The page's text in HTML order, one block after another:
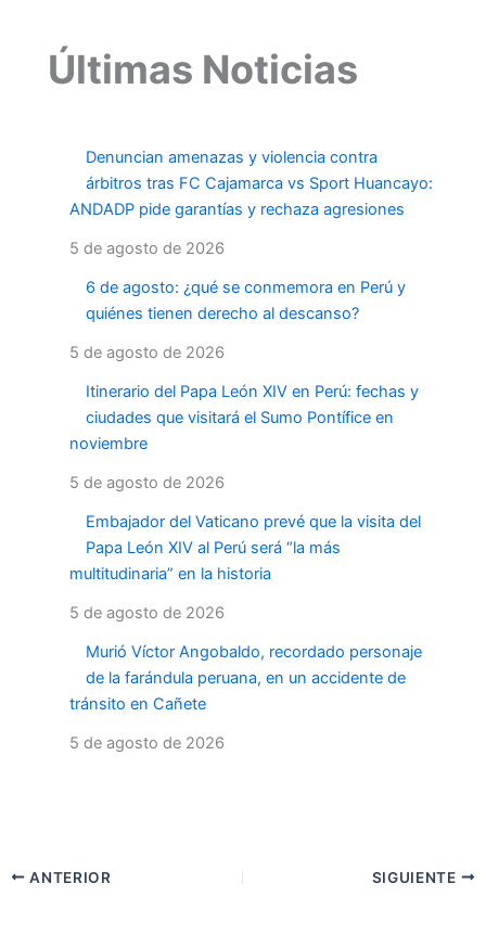
Últimas Noticias
Denuncian amenazas y violencia contra
árbitros tras FC Cajamarca vs Sport Huancayo:
ANDADP pide garantías y rechaza agresiones
5 de agosto de 2026
6 de agosto: ¿qué se conmemora en Perú y
quiénes tienen derecho al descanso?
5 de agosto de 2026
Itinerario del Papa León XIV en Perú: fechas y
ciudades que visitará el Sumo Pontífice en
noviembre
5 de agosto de 2026
Embajador del Vaticano prevé que la visita del
Papa León XIV al Perú será “la más
multitudinaria” en la historia
5 de agosto de 2026
Murió Víctor Angobaldo, recordado personaje
de la farándula peruana, en un accidente de
tránsito en Cañete
5 de agosto de 2026
ANTERIOR SIGUIENTE